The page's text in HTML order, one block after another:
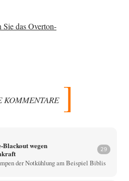
KOMMENTARE
Blackout wegen
29
der Notkühlung am Beispiel Biblis